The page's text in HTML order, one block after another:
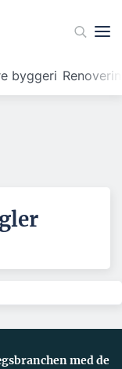
byggeri
med de